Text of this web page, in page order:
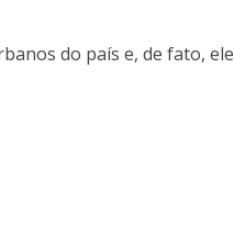
do país e, de fato, ele